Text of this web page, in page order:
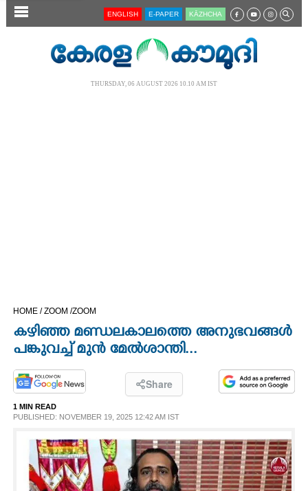
SECTIONS
OPINION
LIFESTYLE
SPIRITUAL
ENGLISH E-PAPER KĀZHCHA
THURSDAY, 06 AUGUST 2026 10.10 AM IST
HOME /ZOOM /ZOOM
കഴിഞ്ഞ മണ്ഡലകാലത്തെ അനുഭവങ്ങൾ
പങ്കുവച്ച് മുൻ മേൽശാന്തി...
Share
1 MIN READ
PUBLISHED: NOVEMBER 19, 2025 12:42 AM IST